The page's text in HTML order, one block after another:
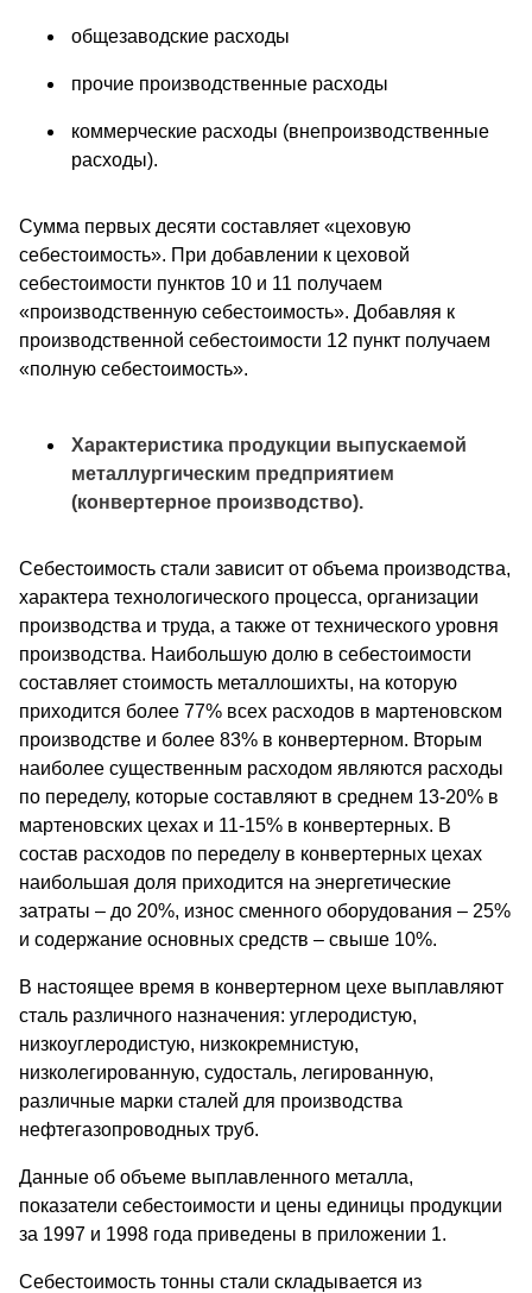
общезаводские расходы
прочие производственные расходы
коммерческие расходы (внепроизводственные
расходы).
Сумма первых десяти составляет «цеховую
себестоимость». При добавлении к цеховой
себестоимости пунктов 10 и 11 получаем
«производственную себестоимость». Добавляя к
производственной себестоимости 12 пункт получаем
«полную себестоимость».
Характеристика продукции выпускаемой
металлургическим предприятием
(конвертерное производство).
Себестоимость стали зависит от объема производства,
характера технологического процесса, организации
производства и труда, а также от технического уровня
производства. Наибольшую долю в себестоимости
составляет стоимость металлошихты, на которую
приходится более 77% всех расходов в мартеновском
производстве и более 83% в конвертерном. Вторым
наиболее существенным расходом являются расходы
по переделу, которые составляют в среднем 13-20% в
мартеновских цехах и 11-15% в конвертерных. В
состав расходов по переделу в конвертерных цехах
наибольшая доля приходится на энергетические
затраты – до 20%, износ сменного оборудования – 25%
и содержание основных средств – свыше 10%.
В настоящее время в конвертерном цехе выплавляют
сталь различного назначения: углеродистую,
низкоуглеродистую, низкокремнистую,
низколегированную, судосталь, легированную,
различные марки сталей для производства
нефтегазопроводных труб.
Данные об объеме выплавленного металла,
показатели себестоимости и цены единицы продукции
за 1997 и 1998 года приведены в приложении 1.
Себестоимость тонны стали складывается из